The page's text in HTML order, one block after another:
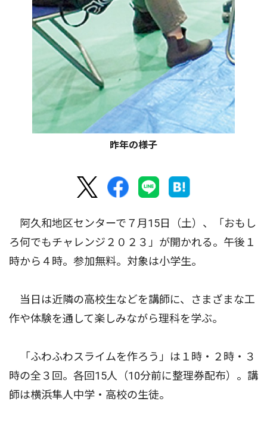
昨年の様子
阿久和地区センターで７月15日（土）、「おもし
ろ何でもチャレンジ２０２３」が開かれる。午後１
時から４時。参加無料。対象は小学生。
当日は近隣の高校生などを講師に、さまざまな工
作や体験を通して楽しみながら理科を学ぶ。
「ふわふわスライムを作ろう」は１時・２時・３
時の全３回。各回15人（10分前に整理券配布）。講
師は横浜隼人中学・高校の生徒。